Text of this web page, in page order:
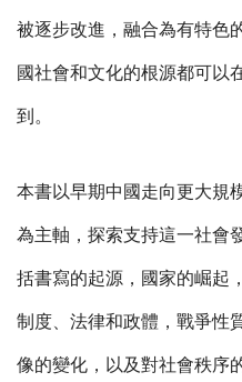
被逐步改進，融合為有特色
國社會和文化的根源都可以
到。
本書以早期中國走向更大規
為主軸，探索支持這一社會
括書寫的起源，國家的崛起
制度、法律和政體，戰爭性
像的變化，以及對社會秩序